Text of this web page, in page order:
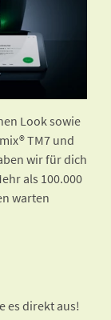
Look sowie
TM7 und
wir für dich
als 100.000
warten
es direkt aus!